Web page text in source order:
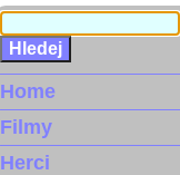
Home
Filmy
Herci